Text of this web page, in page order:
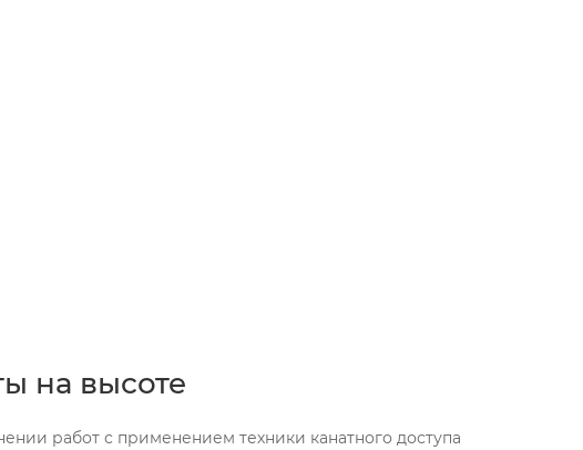
на высоте
работ с применением техники канатного доступа